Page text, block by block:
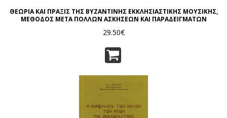
ΘΕΩΡΙΑ ΚΑΙ ΠΡΑΞΙΣ ΤΗΣ ΒΥΖΑΝΤΙΝΗΣ ΕΚΚΛΗΣΙΑΣΤΙΚΗΣ ΜΟΥΣΙΚΗΣ,
ΜΕΘΟΔΟΣ ΜΕΤΑ ΠΟΛΛΩΝ ΑΣΚΗΣΕΩΝ ΚΑΙ ΠΑΡΑΔΕΙΓΜΑΤΩΝ
29.50€